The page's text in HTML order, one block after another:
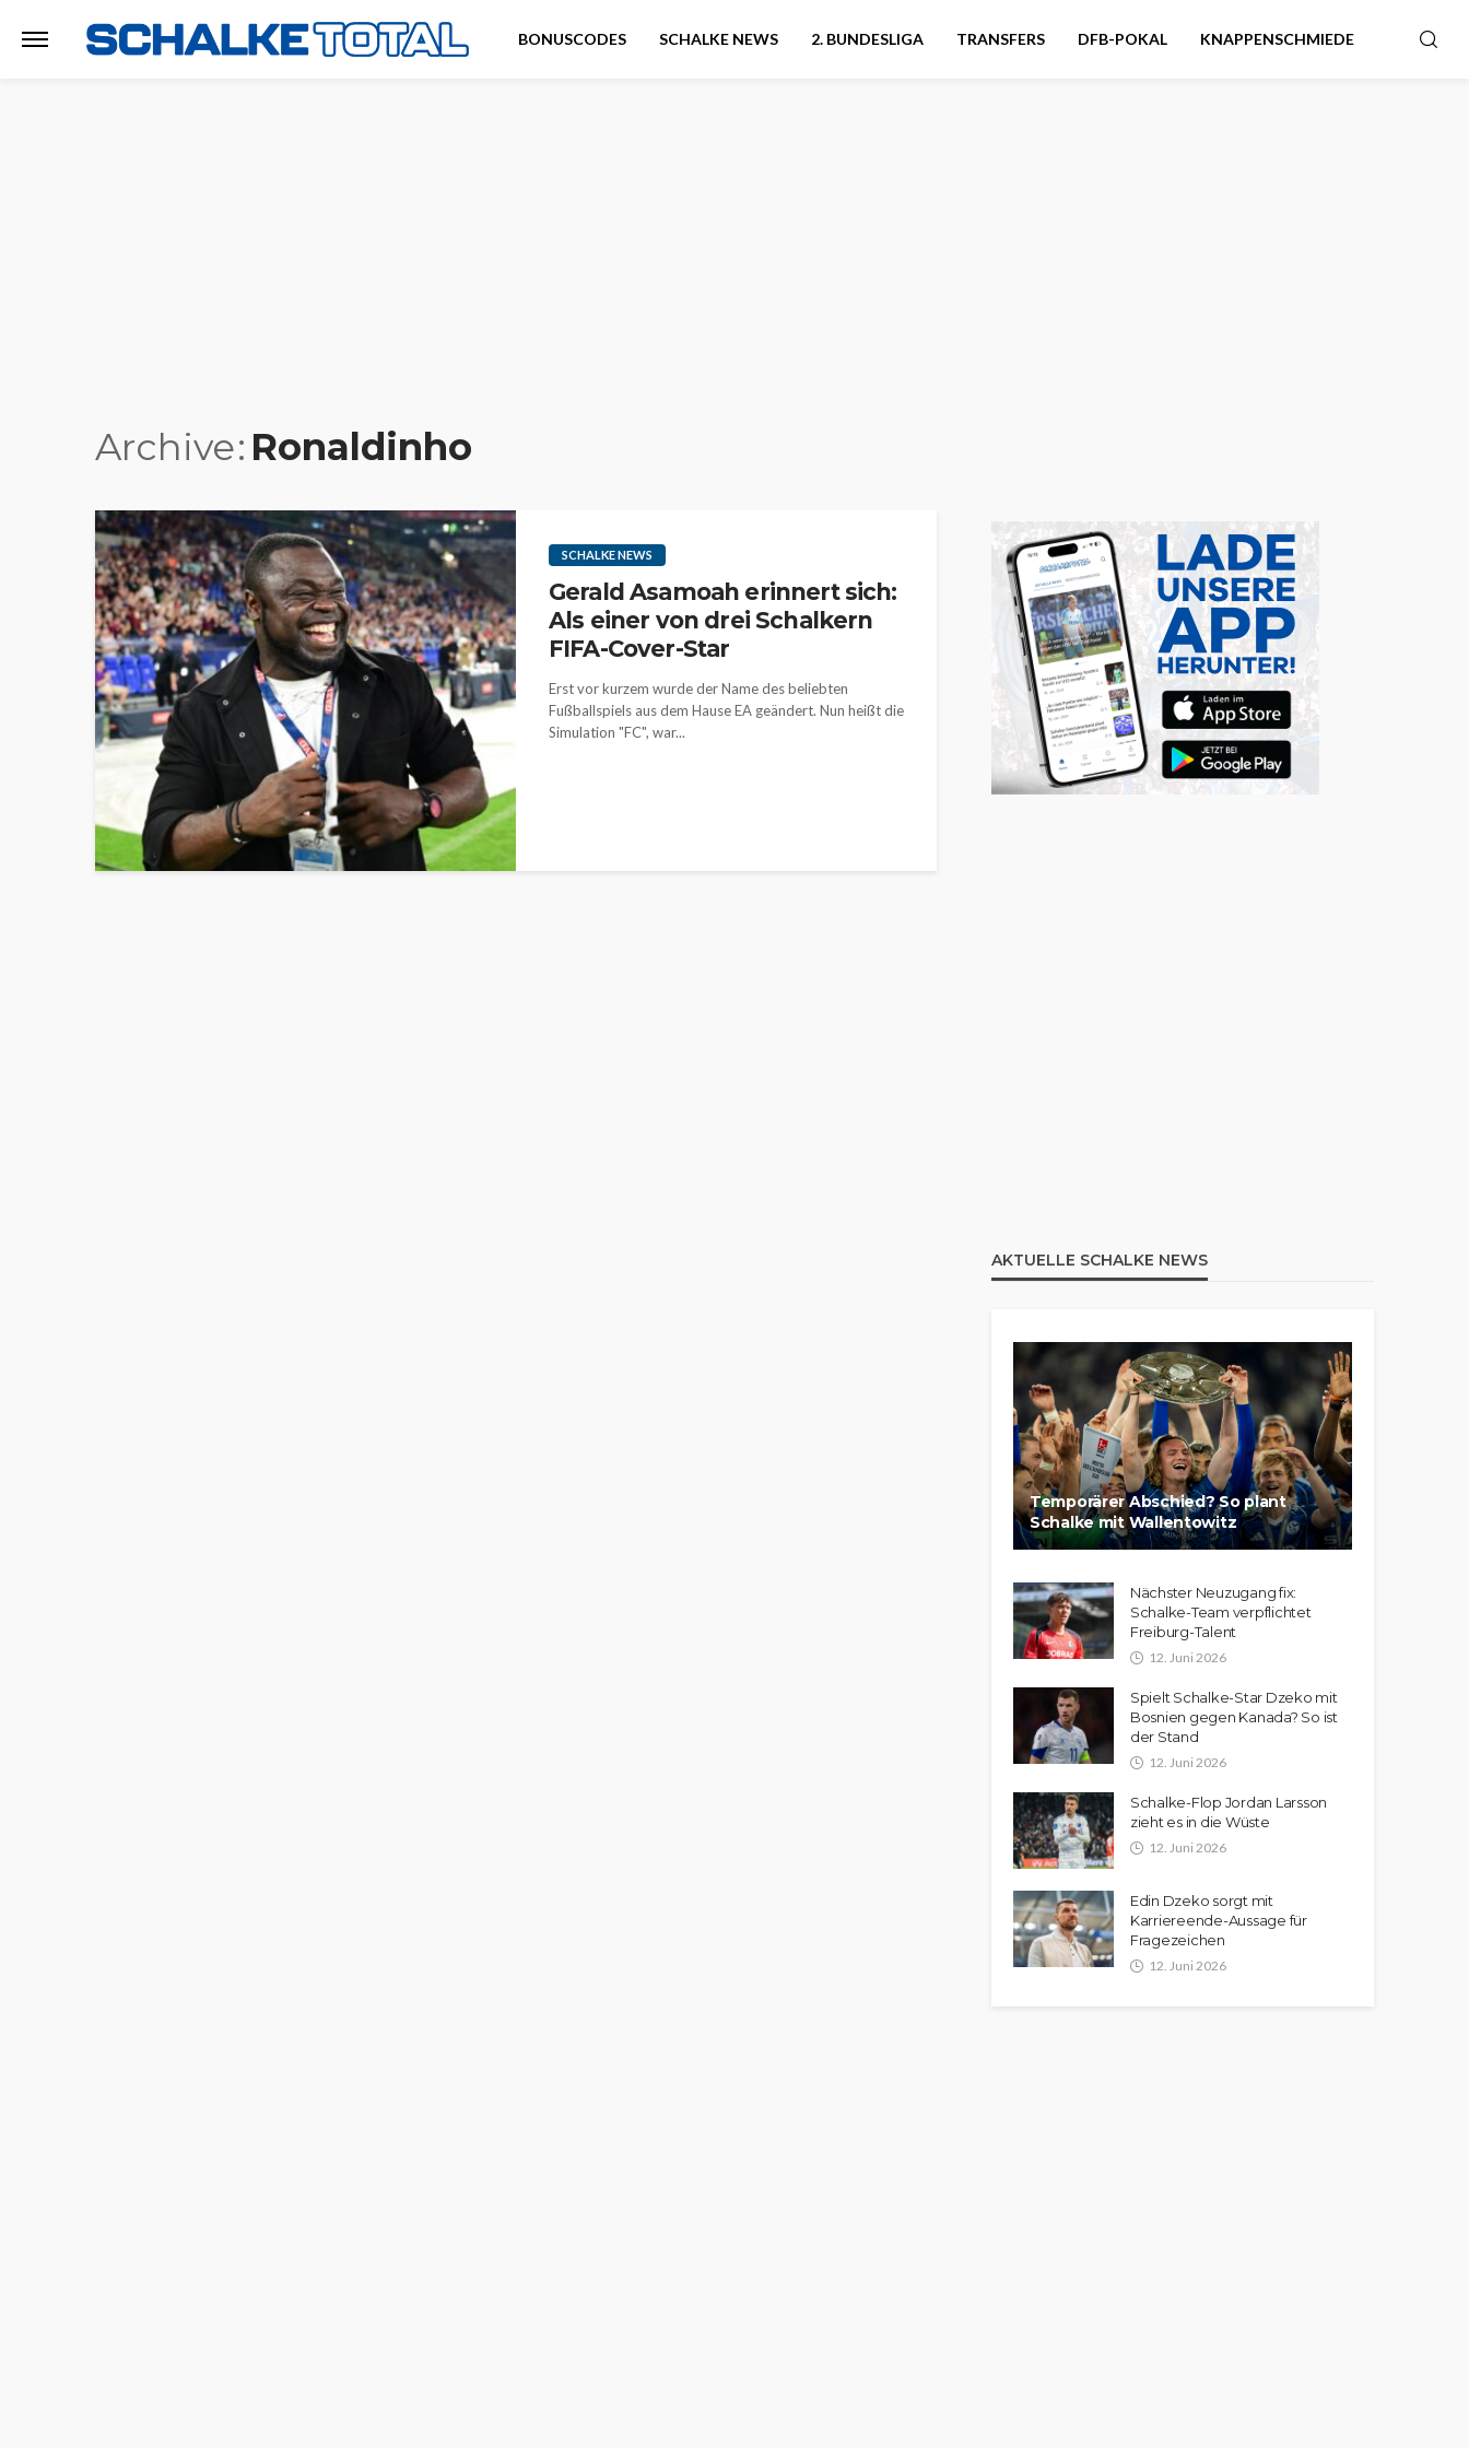
BONUSCODES SCHALKE NEWS 2. BUNDESLIGA TRANSFERS DFB-POKAL KNAPPENSCHMIEDE
Archive Ronaldinho
SCHALKE NEWS
Gerald Asamoah erinnert sich:
Als einer von drei Schalkern
FIFA-Cover-Star
Erst vor kurzem wurde der Name des beliebten
Fußballspiels aus dem Hause EA geändert. Nun heißt die
Simulation "FC", war...
AKTUELLE SCHALKE NEWS
Temporärer Abschied? So plant
Schalke mit Wallentowitz
Nächster Neuzugang fix:
Schalke-Team verpflichtet
Freiburg-Talent
12. Juni 2026
Spielt Schalke-Star Dzeko mit
Bosnien gegen Kanada? So ist
der Stand
12. Juni 2026
Schalke-Flop Jordan Larsson
zieht es in die Wüste
12. Juni 2026
Edin Dzeko sorgt mit
Karriereende-Aussage für
Fragezeichen
12. Juni 2026